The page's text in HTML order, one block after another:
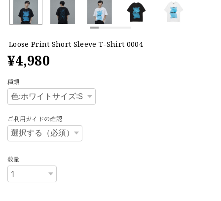
Loose Print Short Sleeve T-Shirt 0004
¥4,980
種類
ご利用ガイドの確認
数量